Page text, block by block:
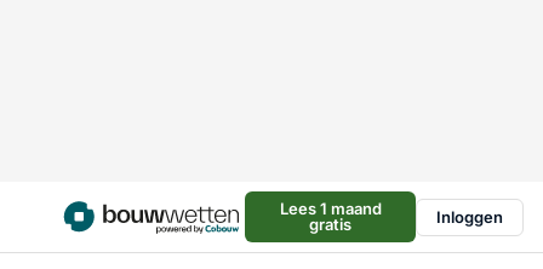
Lees 1 maand
gratis
Inloggen